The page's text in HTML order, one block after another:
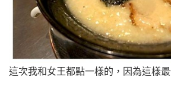
這次我和女王都點一樣的，因為這樣